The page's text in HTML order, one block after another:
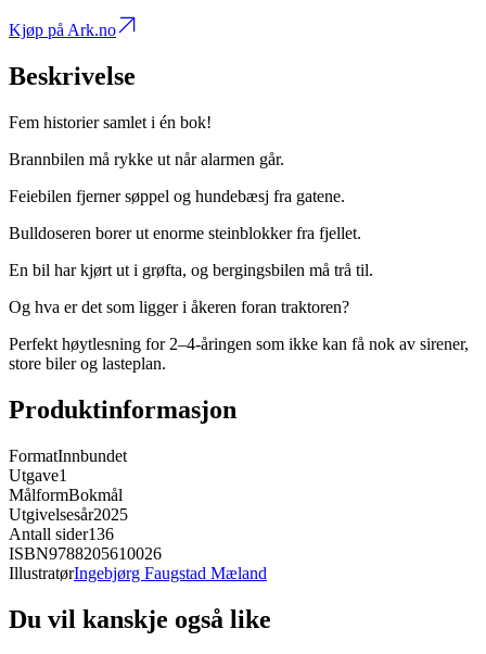
Kjøp på Ark.no
Beskrivelse
Fem historier samlet i én bok!
Brannbilen må rykke ut når alarmen går.
Feiebilen fjerner søppel og hundebæsj fra gatene.
Bulldoseren borer ut enorme steinblokker fra fjellet.
En bil har kjørt ut i grøfta, og bergingsbilen må trå til.
Og hva er det som ligger i åkeren foran traktoren?
Perfekt høytlesning for 2–4-åringen som ikke kan få nok av sirener,
store biler og lasteplan.
Produktinformasjon
FormatInnbundet
Utgave1
MålformBokmål
Utgivelsesår2025
Antall sider136
ISBN9788205610026
IllustratørIngebjørg Faugstad Mæland
Du vil kanskje også like